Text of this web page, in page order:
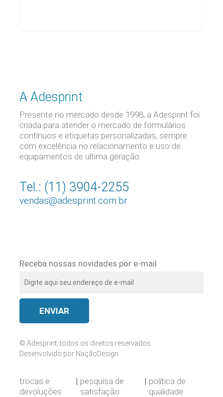
A Adesprint
Presente no mercado desde 1998, a Adesprint foi
criada para atender o mercado de formulários
contínuos e etiquetas personalizadas, sempre
com excelência no relacionamento e uso de
equipamentos de ultima geração.
Tel.: (11) 3904-2255
vendas@adesprint.com.br
Receba nossas novidades por e-mail
© Adesprint, todos os direitos reservados.
Desenvolvido por NaçãoDesign
trocas e
devoluções
pesquisa de
satisfação
política de
qualidade